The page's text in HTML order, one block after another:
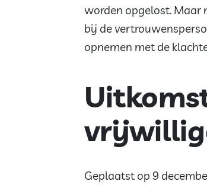
worden opgelost. Maar
bij de
opnemen met de
Geplaatst op 9